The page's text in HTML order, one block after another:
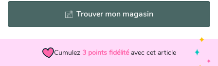
Trouver mon magasin
Cumulez 3 points fidélité avec cet article